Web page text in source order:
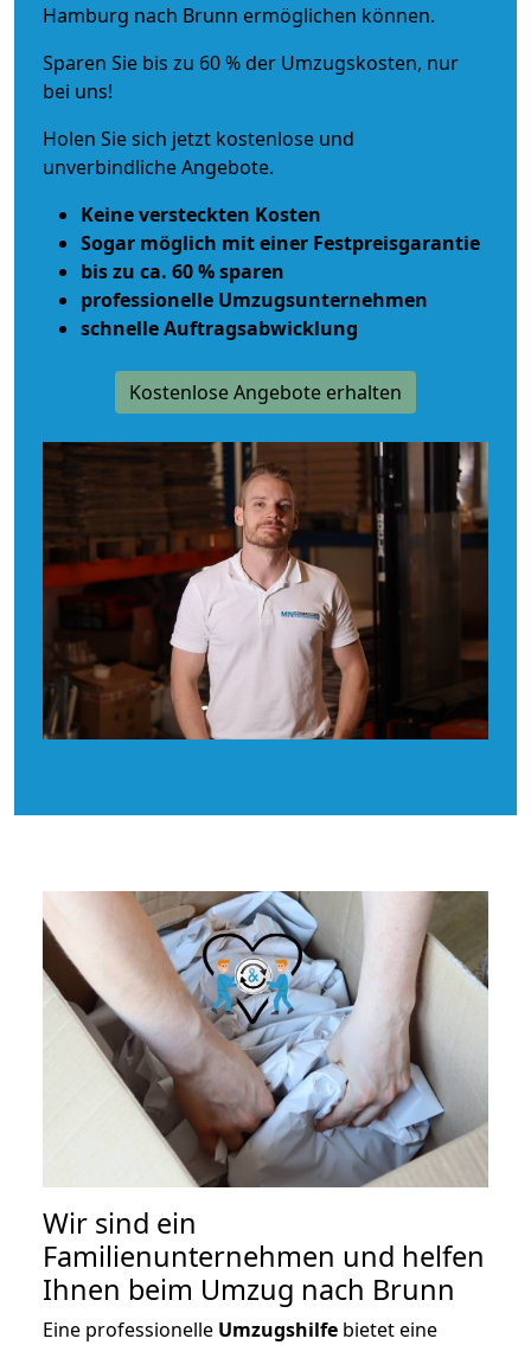
Hamburg nach Brunn ermöglichen können.
Sparen Sie bis zu 60 % der Umzugskosten, nur
bei uns!
Holen Sie sich jetzt kostenlose und
unverbindliche Angebote.
Keine versteckten Kosten
Sogar möglich mit einer Festpreisgarantie
bis zu ca. 60 % sparen
professionelle Umzugsunternehmen
schnelle Auftragsabwicklung
Kostenlose Angebote erhalten
Wir sind ein
Familienunternehmen und helfen
Ihnen beim Umzug nach Brunn
Eine professionelle Umzugshilfe bietet eine